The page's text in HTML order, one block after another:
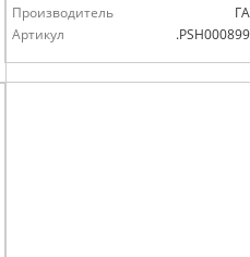
Производитель
Артикул